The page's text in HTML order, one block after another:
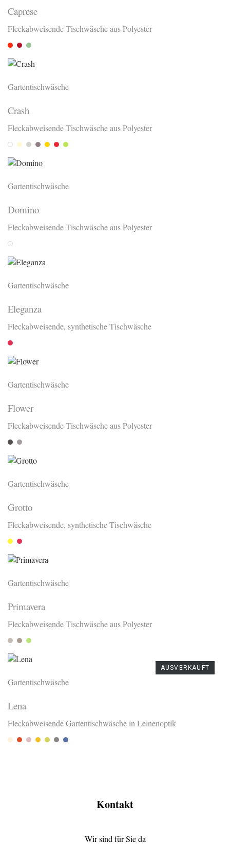
Caprese
Fleckabweisende Tischwäsche aus Polyester
Rosso
VinoVerde
Gartentischwäsche
Crash
Fleckabweisende Tischwäsche aus Polyester
WeissCreme
GrisGraphit
GoldSignalAnis
Gartentischwäsche
Domino
Fleckabweisende Tischwäsche aus Polyester
Weiss
Gartentischwäsche
Eleganza
Fleckabweisende, synthetische Tischwäsche
Rubin
Gartentischwäsche
Flower
Fleckabweisende Tischwäsche aus Polyester
FangoSiva
Gartentischwäsche
Grotto
Fleckabweisende, synthetische Tischwäsche
GialloRubio
Gartentischwäsche
Primavera
Fleckabweisende Tischwäsche aus Polyester
Stone
BasaltLemon
Gartentischwäsche
Lena
Fleckabweisende Gartentischwäsche in Leinenoptik
AUSVERKAUFT
SandTerraRoseSafranOlive
SteinDenim
Kontakt
Wir sind für Sie da